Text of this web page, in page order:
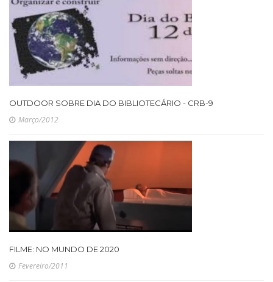
OUTDOOR SOBRE DIA DO BIBLIOTECÁRIO - CRB-9
Março/2012
FILME: NO MUNDO DE 2020
Fevereiro/2011